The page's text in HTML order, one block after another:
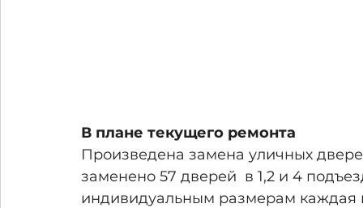
В плане текущего ремонта
Произведена замена уличных
заменено 57 дверей  в 1,2 и 4
индивидуальным размерам каждая